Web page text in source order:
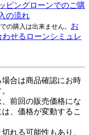
ピングローンでのご購
の流れ
の購入は出来ません。 お
わせる ローンシミュレ
合は商品確認にお時
前回の販売価格にな
、価格が変動するこ
れる可能性もあり、